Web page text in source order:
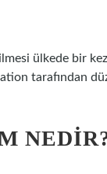
ülkede bir kez
tarafından